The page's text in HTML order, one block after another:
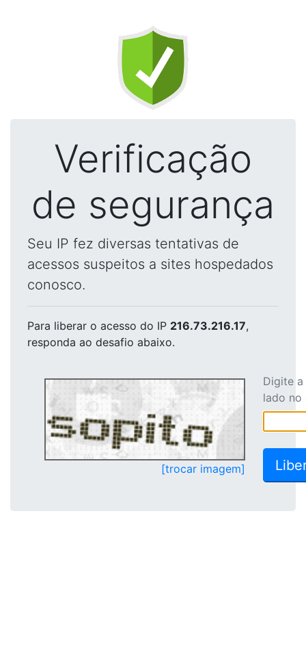
Verificação
de segurança
Seu IP fez diversas tentativas de
acessos suspeitos a sites hospedados
conosco.
Para liberar o acesso do IP 216.73.216.17,
responda ao desafio abaixo.
[trocar imagem]
Digite
lado no